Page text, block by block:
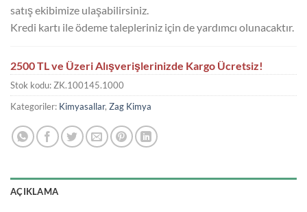
satış ekibimize ulaşabilirsiniz.
Kredi kartı ile ödeme talepleriniz için de yardımcı olunacaktır.
2500 TL ve Üzeri Alışverişlerinizde Kargo Ücretsiz!
Stok kodu:ZK.100145.1000
Kategoriler: Kimyasallar, Zag Kimya
AÇIKLAMA